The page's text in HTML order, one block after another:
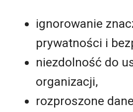
ignorowanie
prywatności i
niezdolność do
organizacji,
rozproszone